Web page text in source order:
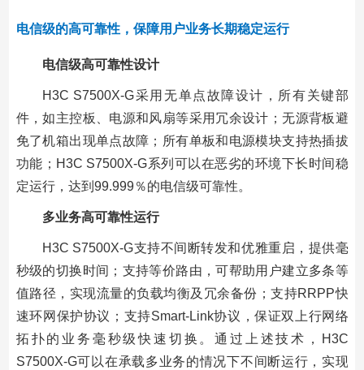
电信级的高可靠性，保障用户业务长期稳定运行
电信级高可靠性设计
H3C S7500X-G采用无单点故障设计，所有关键部
件，如主控板、电源和风扇等采用冗余设计；无源背板避
免了机箱出现单点故障；所有单板和电源模块支持热插拔
功能；H3C S7500X-G系列可以在恶劣的环境下长时间稳
定运行，达到99.999％的电信级可靠性。
多业务高可靠性运行
H3C S7500X-G支持不间断转发和优雅重启，提供毫
秒级的切换时间；支持等价路由，可帮助用户建立多条等
值路径，实现流量的负载均衡及冗余备份；支持RRPP快
速环网保护协议；支持Smart-Link协议，保证双上行网络
拓扑的业务毫秒级快速切换。通过上述技术，H3C
S7500X-G可以在承载多业务的情况下不间断运行，实现